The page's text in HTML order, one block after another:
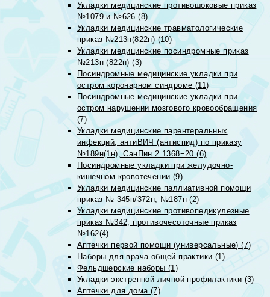
Укладки медицинские противошоковые приказ
№1079 и №626 (8)
Укладки медицинские травматологические
приказ №213н(822н) (10)
Укладки медицинские посиндромные приказ
№213н (822н) (3)
Посиндромные медицинские укладки при
остром коронарном синдроме (11)
Посиндромные медицинские укладки при
остром нарушении мозгового кровообращения
(7)
Укладки медицинские парентеральных
инфекций, антиВИЧ (антиспид) по приказу
№189н(1н), СанПин 2.1368−20 (6)
Посиндромные укладки при желудочно-
кишечном кровотечении (9)
Укладки медицинские паллиативной помощи
приказ № 345н/372н, №187н (2)
Укладки медицинские противопедикулезные
приказ №342, противочесоточные приказ
№162(4)
Аптечки первой помощи (универсальные) (7)
Наборы для врача общей практики (1)
Фельдшерские наборы (1)
Укладки экстренной личной профилактики (3)
Аптечки для дома (7)